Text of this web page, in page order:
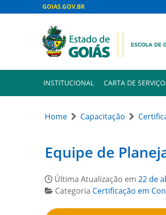
GOIAS.GOV.BR
INSTITUCIONAL CARTA DE
Home Capacitação
Equipe de
Última Atualização em 22 de
Categoria Certificação em